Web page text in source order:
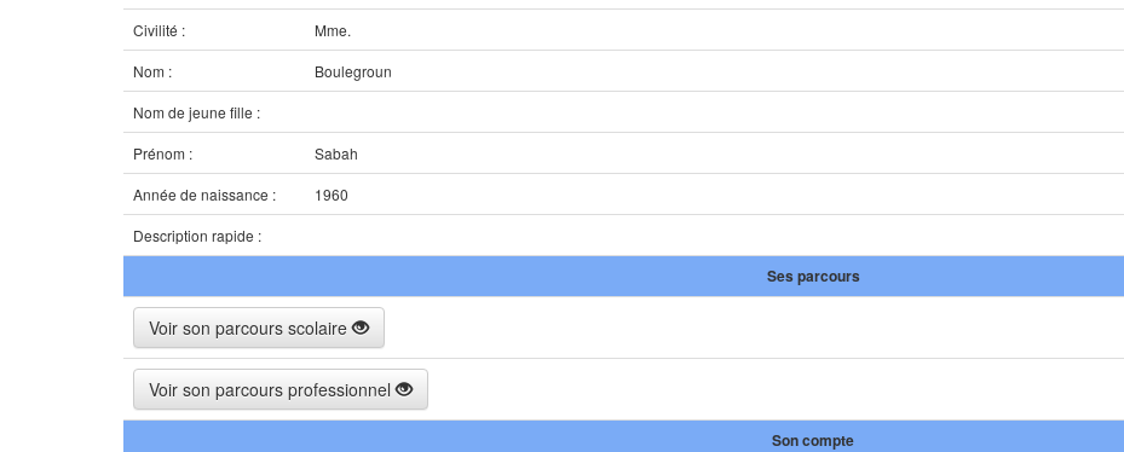
Civilité :
Mme.
Nom :
Boulegroun
Nom de jeune fille :
Prénom :
Sabah
Année de naissance :
1960
Description rapide :
Ses parcours
Voir son parcours scolaire
Voir son parcours professionnel
Son compte